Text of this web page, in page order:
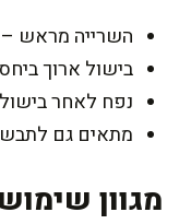
השרייה מראש –
בישול ארוך
נפח לאחר
מתאים גם
מגוון